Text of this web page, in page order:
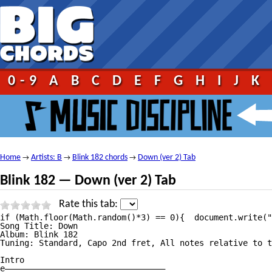
0-9 A B C D E F G H I J K
Home → Artists: B → Blink 182 chords → Down (ver 2) Tab
Blink 182 — Down (ver 2) Tab
Rate this tab:
if (Math.floor(Math.random()*3) == 0){	document.write("");}	 																																													Down Tab									by Blink 182 tabs |											tabbed by BassPlayer18269 | 									comments (8) 																																													1																							2																							3																							4																							5																																															  17 votes 								 																	 									print																																							 									send																																							 									report																																																																																																													More versions:																																																																																																																																			Ver 1																																																																																																																																Ver 3																																																																																																																																Ver 4																																																																																																																																Ver 5																																																																																																																																Ver 6																																																																																																																																																																																																																																																																						Recommended tabs																																																											If you like Down Tab by Blink 182 you might also like these songs:																									Feeling This Tabby Blink 182																									There Is Tabby Box Car Racer																									I Feel So Tabby Box Car Racer																																																																																																																																Down Lyricsby Blink 182 Lyrics																						Down Tabat 911Tabs.com																																																						 																																																																																																																																																																																												 																																																																																																																												+ to speed up (numpad)															— to slow down (numpad)															Esc to stop																												Help																																																																																																																																																																																																																				Down tab by Blink 182, www.Ultimate—Guitar.Com																																																																		View Down tab on your iPhone or iPod Touch																																														Listen to Down																																														Add to favourites																																																																																														tf_artist = "Blink 182";											tf_song = "Down";																																																												Artist: Blink 182
Song Title: Down
Album: Blink 182
Tuning: Standard, Capo 2nd fret, All notes relative to
Intro
e—————————————————————————————————